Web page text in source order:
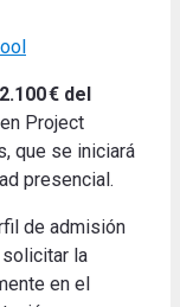
€ del
Project
que se iniciará
presencial.
de admisión
la
en el